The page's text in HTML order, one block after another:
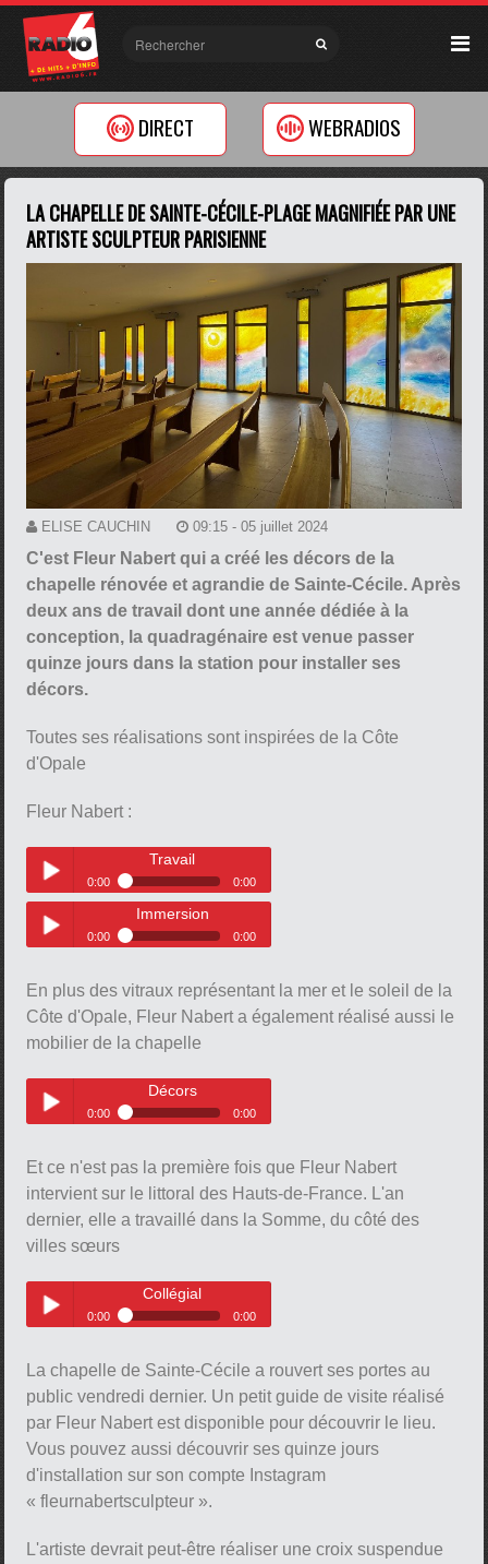
DIRECT WEBRADIOS
LA CHAPELLE DE SAINTE-CÉCILE-PLAGE MAGNIFIÉE PAR UNE
ARTISTE SCULPTEUR PARISIENNE
ELISE CAUCHIN 09:15 - 05 juillet 2024
C'est Fleur Nabert qui a créé les décors de la
chapelle rénovée et agrandie de Sainte-Cécile. Après
deux ans de travail dont une année dédiée à la
conception, la quadragénaire est venue passer
quinze jours dans la station pour installer ses
décors.
Toutes ses réalisations sont inspirées de la Côte
d'Opale
Fleur Nabert :
Play /
pause
Travail
0:00 0:00
Travail
Play /
Immersion
0:00 0:00
En plus des vitraux représentant la mer et le soleil de la
Côte d'Opale, Fleur Nabert a également réalisé aussi le
mobilier de la chapelle
Play /
pause
Décors
0:00 0:00
Et ce n'est pas la première fois que Fleur Nabert
intervient sur le littoral des Hauts-de-France. L'an
dernier, elle a travaillé dans la Somme, du côté des
villes sœurs
Play /
Collégial
0:00 0:00
La chapelle de Sainte-Cécile a rouvert ses portes au
public vendredi dernier. Un petit guide de visite réalisé
par Fleur Nabert est disponible pour découvrir le lieu.
Vous pouvez aussi découvrir ses quinze jours
d'installation sur son compte Instagram
« fleurnabertsculpteur ».
L'artiste devrait peut-être réaliser une croix suspendue